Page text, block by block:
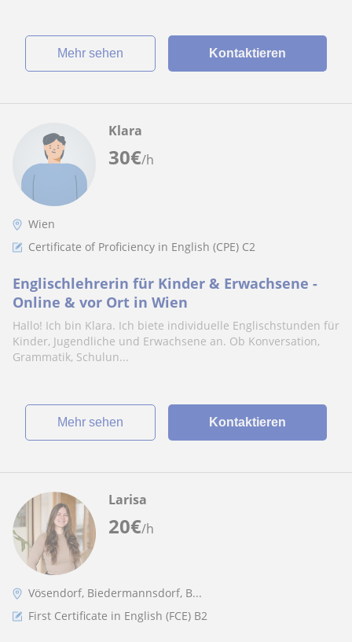
Mehr sehen Kontaktieren
30€/h
Klara
Wien
Certificate of Proficiency in English (CPE) C2
Englischlehrerin für Kinder & Erwachsene -
Online & vor Ort in Wien
Hallo! Ich bin Klara. Ich biete individuelle Englischstunden für
Kinder, Jugendliche und Erwachsene an. Ob Konversation,
Grammatik, Schulun...
Mehr sehen Kontaktieren
20€/h
Larisa
Vösendorf, Biedermannsdorf, B...
First Certificate in English (FCE) B2